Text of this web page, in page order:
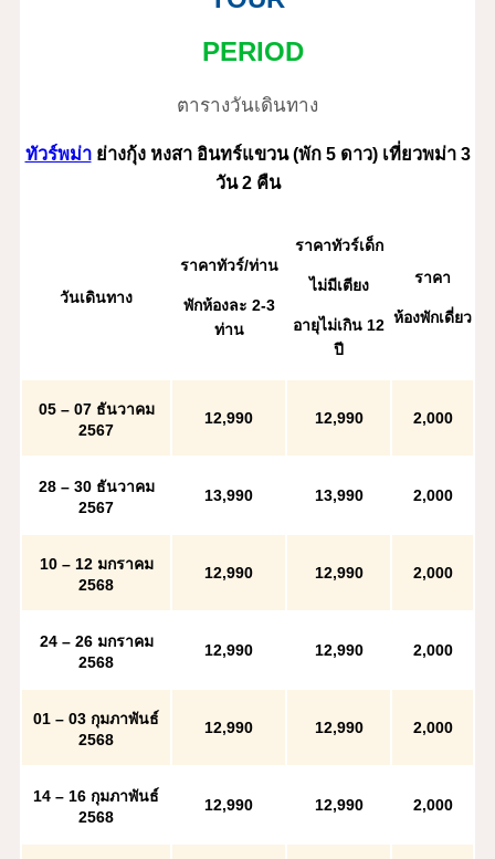
PERIOD
ตารางวันเดินทาง
ทัวร์พม่าย่างกุ้ง หงสา อินทร์แขวน (พัก 5 ดาว) เที่ยวพม่า 3
วัน 2 คืน
วันเดินทาง
ราคาทัวร์/ท่าน
พักห้องละ 2-3
ท่าน
ราคาทัวร์เด็ก
ไม่มีเตียง
อายุไม่เกิน 12
ปี
ราคา
ห้องพักเดี่ยว
05 – 07 ธันวาคม
2567
12,990 12,990 2,000
28 – 30 ธันวาคม
2567
13,990 13,990 2,000
10 – 12 มกราคม
2568
12,990 12,990 2,000
24 – 26 มกราคม
2568
12,990 12,990 2,000
01 – 03 กุมภาพันธ์
2568
12,990 12,990 2,000
14 – 16 กุมภาพันธ์
2568
12,990 12,990 2,000